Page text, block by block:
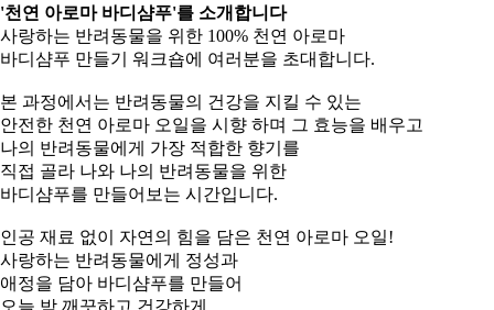
'천연 아로마 바디샴푸'를 소개합니다
사랑하는 반려동물을 위한 100% 천연 아로마
바디샴푸 만들기 워크숍에 여러분을 초대합니다.
본 과정에서는 반려동물의 건강을 지킬 수 있는
안전한 천연 아로마 오일을 시향 하며 그 효능을 배우고
나의 반려동물에게 가장 적합한 향기를
직접 골라 나와 나의 반려동물을 위한
바디샴푸를 만들어보는 시간입니다.
인공 재료 없이 자연의 힘을 담은 천연 아로마 오일!
사랑하는 반려동물에게 정성과
애정을 담아 바디샴푸를 만들어
오늘 밤 깨끗하고 건강하게